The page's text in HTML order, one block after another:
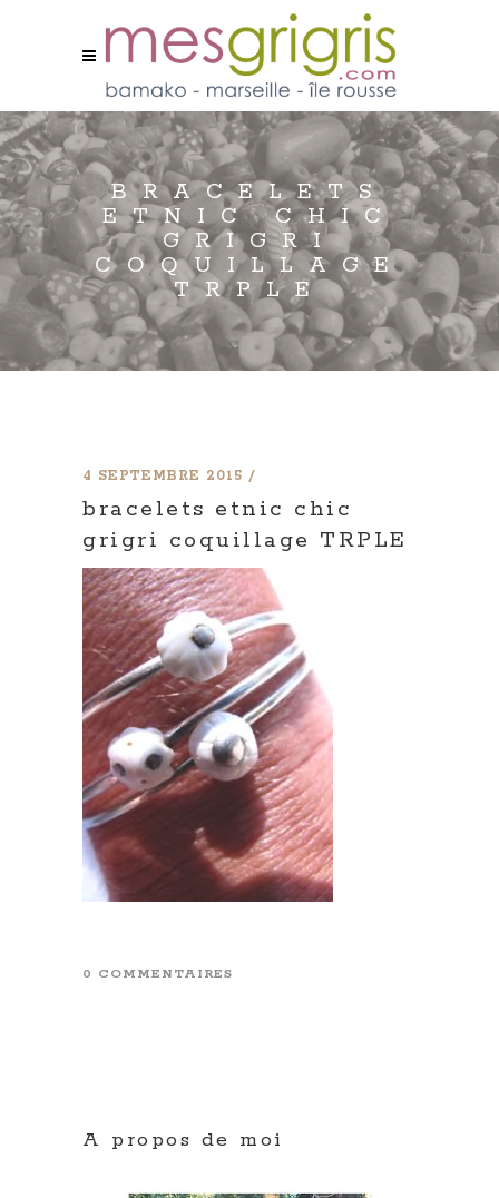
BRACELETS
ETNIC CHIC
GRIGRI
COQUILLAGE
TRPLE
4 SEPTEMBRE 2015
bracelets etnic chic
grigri coquillage TRPLE
0 COMMENTAIRES
A propos de moi